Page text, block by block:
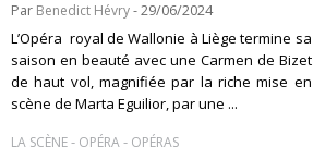
Par Benedict Hévry- 29/06/2024
L’Opéra royal de Wallonie à Liège termine sa
saison en beauté avec une Carmen de Bizet
de haut vol, magnifiée par la riche mise en
scène de Marta Eguilior, par une ...
LA SCÈNE- OPÉRA- OPÉRAS